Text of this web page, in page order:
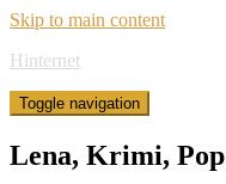
Skip to main content
Hinternet
Toggle navigation
Lena, Krimi,